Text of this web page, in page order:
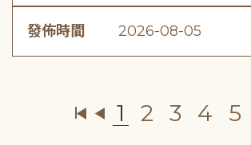
發佈時間 2026-08-05
1 2 3 4 5